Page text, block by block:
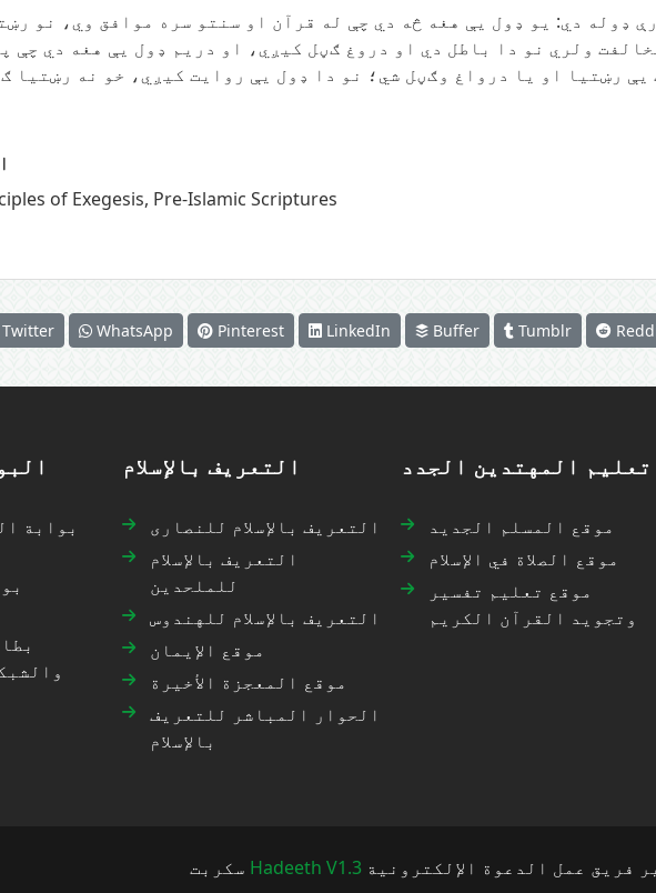
ډوله دي: يو ډول یې هغه څه دي چې له قرآن او سنتو سره موافق وي، نو
ولري نو دا باطل دي او دروغ ګڼل کیږي، او دریم ډول یې هغه دي چې
رښتیا او یا درواغ وګڼل شي؛ نو دا ډول یې روایت کیږي، خو نه رښتیا
of Exegesis, Pre-Islamic Scriptures
WhatsApp Pinterest LinkedIn Buffer Tumblr
بوابة
التعريف بالإسلام
التعريف بالإسلام للنصارى
التعريف بالإسلام
للملحدين
التعريف بالإسلام للهندوس
موقع الإيمان
موقع المعجزة الأخيرة
الحوار المباشر للتعريف
بالإسلام
تعليم المهتدين الجدد
موقع المسلم الجديد
موقع الصلاة في الإسلام
موقع تعليم تفسير
وتجويد القرآن الكريم
Hadeeth V1.3